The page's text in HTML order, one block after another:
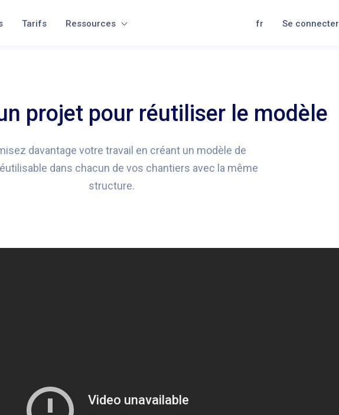
Tarifs Ressources fr Se connecter
projet pour réutiliser le modèle
davantage votre travail en créant un modèle de
dans chacun de vos chantiers avec la même
structure.